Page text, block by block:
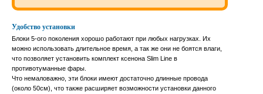
Удобство установки
Блоки 5-ого поколения хорошо работают при любых нагрузках. Их
можно использовать длительное время, а так же они не боятся влаги,
что позволяет установить комплект ксенона Slim Line в
противотуманные фары.
Что немаловажно, эти блоки имеют достаточно длинные провода
(около 50см), что также расширяет возможности установки данного